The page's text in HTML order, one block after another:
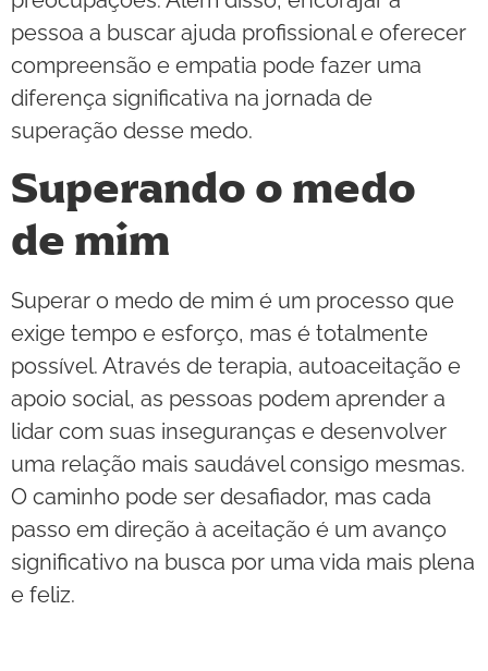
pessoa a buscar ajuda profissional e oferecer
compreensão e empatia pode fazer uma
diferença significativa na jornada de
superação desse medo.
Superando o medo
de mim
Superar o medo de mim é um processo que
exige tempo e esforço, mas é totalmente
possível. Através de terapia, autoaceitação e
apoio social, as pessoas podem aprender a
lidar com suas inseguranças e desenvolver
uma relação mais saudável consigo mesmas.
O caminho pode ser desafiador, mas cada
passo em direção à aceitação é um avanço
significativo na busca por uma vida mais plena
e feliz.